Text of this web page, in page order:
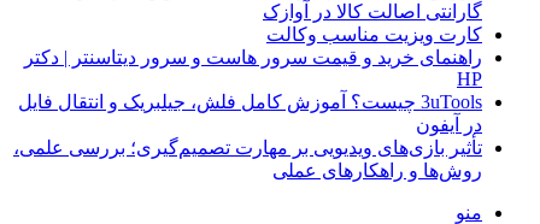
گارانتی اصالت کالا در آوازک
کارت ویزیت مناسب وکالت
راهنمای خرید و قیمت سرور هاست و سرور دیتاسنتر | دکتر
HP
3uTools چیست؟ آموزش کامل فلش، جیلبریک و انتقال فایل
در آیفون
تأثیر بازی‌های ویدیویی بر مهارت تصمیم‌گیری؛ بررسی علمی،
روش‌ها و راهکارهای عملی
منو